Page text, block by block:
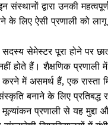
संस्थानों द्वारा उनकी
के लिए ऐसी प्रणाली को
सदस्य सेमेस्टर पूरा होने पर
नहीं होते हैं। शैक्षणिक
में असमर्थ हैं, एक रास्ता
बनाने के लिए
मूल्यांकन प्रणाली से यह